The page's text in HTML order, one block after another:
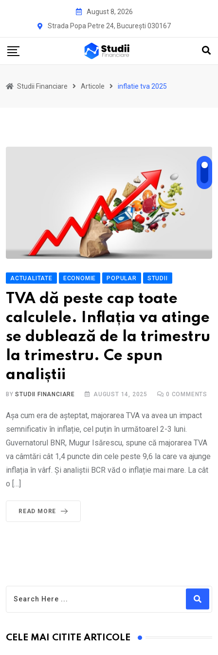
August 8, 2026
Strada Popa Petre 24, București 030167
Studii Financiare Articole inflatie tva 2025
ACTUALITATE ECONOMIE POPULAR STUDII
TVA dă peste cap toate
calculele. Inflația va atinge
se dublează de la trimestru
la trimestru. Ce spun
analiștii
BYSTUDII FINANCIARE AUGUST 14, 2025 0 COMMENTS
Așa cum era de așteptat, majorarea TVA va avea un impact
semnificativ în inflație, cel puțin în următoarel 2-3 luni.
Guvernatorul BNR, Mugur Isărescu, spune că majorarea TVA
va câmtări cât 1,4 puncte din cele peste 9,6 la care va ajunge
inflația în vârf. Și analiștii BCR văd o inflație mai mare. La cât
o […]
READ MORE
CELE MAI CITITE ARTICOLE